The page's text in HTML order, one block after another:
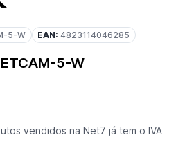
5-W EAN: 4823114046285
5-W
vendidos na Net7 já tem o IVA